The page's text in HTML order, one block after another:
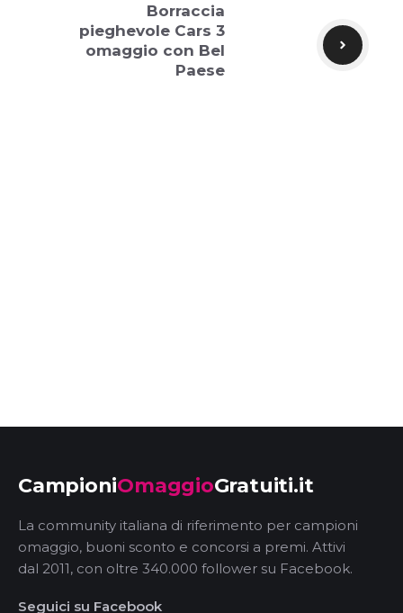
Borraccia
pieghevole Cars 3
omaggio con Bel
Paese
CampioniOmaggioGratuiti.it
La community italiana di riferimento per campioni
omaggio, buoni sconto e concorsi a premi. Attivi
dal 2011, con oltre 340.000 follower su Facebook.
Seguici su Facebook